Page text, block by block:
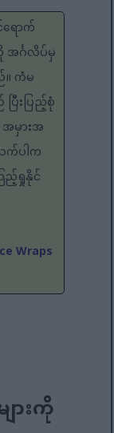
ောက်
င်္ဂလိပ်မှ
။ ကံမ
ြီးပြည့်စုံ
မှားအ
က်ပါက
ည့်ရှုနိုင်
Wraps
းကို